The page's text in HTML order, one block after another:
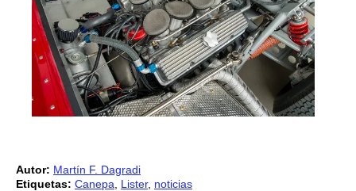
Autor: Martín F. Dagradi
Etiquetas: Canepa Lister, noticias